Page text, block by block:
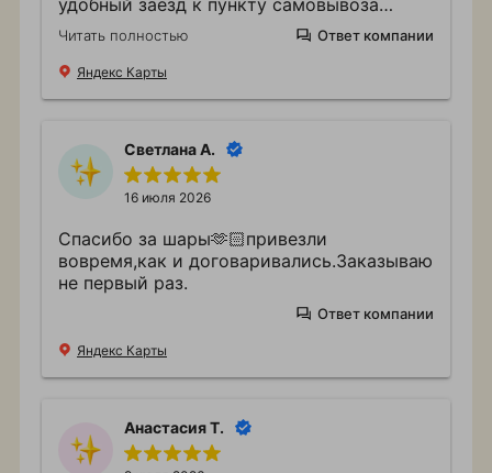
удобный заезд к пункту самовывоза
(бесплатная парковка))
Читать полностью Ответ компании
Яндекс Карты
Светлана А.
16 июля 2026
Спасибо за шары🫶🏻привезли
вовремя,как и договаривались.Заказываю
не первый раз.
Ответ компании
Яндекс Карты
Анастасия Т.